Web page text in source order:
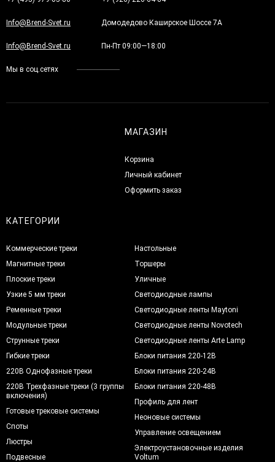
Info@Brend-Svet.ru Домодедово Каширское Шоссе 7А
Info@Brend-Svet.ru Пн-Пт 09:00—18:00
Мы в соц.сетях
МАГАЗИН
Корзина
Личный кабинет
Оформить заказ
КАТЕГОРИИ
Коммерческие треки
Магнитные треки
Плоские треки
Узкие 5 мм треки
Ременные треки
Модульные треки
Струнные треки
Гибкие треки
220В Однофазные треки
220В Трехфазные треки (3 группы
включения)
Готовые трековые системы
Споты
Люстры
Подвесные
Настольные
Торшеры
Уличные
Светодиодные лампы
Светодиодные ленты Maytoni
Светодиодные ленты Novotech
Светодиодные ленты Arte Lamp
Блоки питания 220-12В
Блоки питания 220-24В
Блоки питания 220-48В
Профиль для лент
Неоновые системы
Управление освещением
Электроустановочные изделия
Voltum